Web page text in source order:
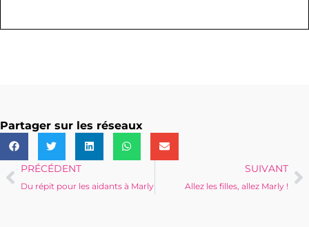
Partager sur les réseaux
PRÉCÉDENT
Du répit pour les aidants à Marly
SUIVANT
Allez les filles, allez Marly !